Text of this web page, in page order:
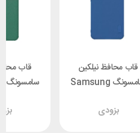
قاب محافظ نیلکین
سامسونگ Samsung
Frosted Shield Pro
بزودی
قاب
Pro